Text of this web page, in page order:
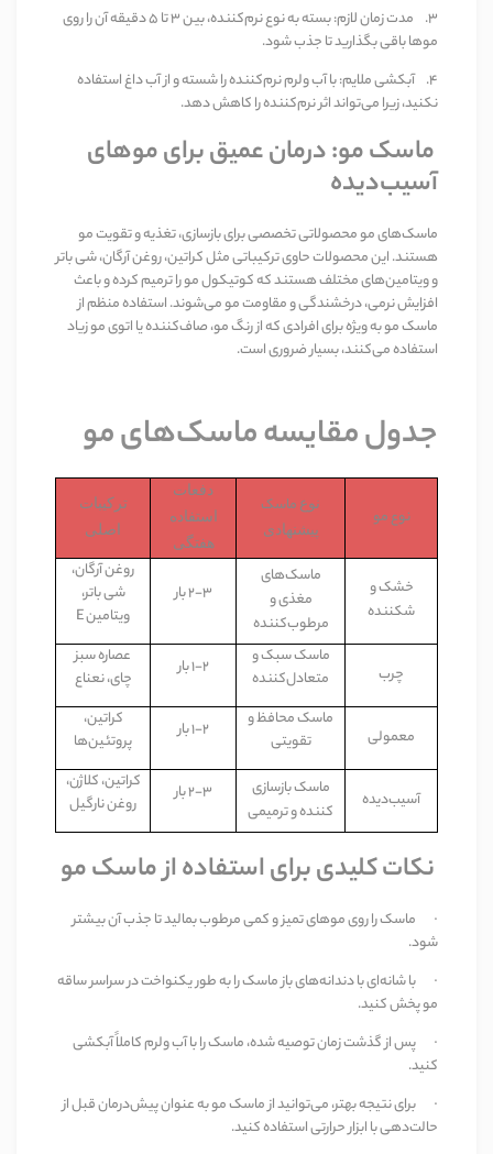
3. مدت زمان لازم:بسته به نوع نرم‌کننده، بین۳تا۵دقیقه آن را روی
موها باقی بگذارید تا جذب شود.
4.
آبکشی ملایم:با آب ولرم نرم‌کننده را شسته و از آب داغ استفاده
نکنید، زیرا می‌تواند اثر نرم‌کننده را کاهش دهد.
ماسک مو: درمان عمیق برای موهای
آسیب‌دیده
ماسک‌های مو محصولاتی تخصصی برای بازسازی، تغذیه و تقویت مو
هستند. این محصولات حاوی ترکیباتی مثل کراتین، روغن آرگان، شی باتر
و ویتامین‌های مختلف هستند که کوتیکول مو را ترمیم کرده و باعث
افزایش نرمی، درخشندگی و مقاومت مو می‌شوند. استفاده منظم از
ماسک مو به ویژه برای افرادی که از رنگ مو، صاف‌کننده یا اتوی مو زیاد
استفاده می‌کنند، بسیار ضروری است.
جدول مقایسه ماسک‌های مو
نوعمو
نوع ماسک
پیشنهادی
دفعات
استفاده
هفتگی
ترکیبات
اصلی
خشکو
شکننده
ماسک‌های
مغذیو
مرطوب‌کننده
۲-۳بار
روغن آرگان،
شی باتر،
ویتامینE
چرب
ماسک سبک و
متعادل‌کننده
۱-۲بار
عصاره سبز
چای، نعناع
معمولی
ماسک محافظ و
تقویتی
۱-۲بار
کراتین،
پروتئین‌ها
آسیب‌دیده
ماسک بازسازی
کننده و ترمیمی
۲-۳بار
کراتین، کلاژن،
روغن نارگیل
نکات کلیدی برای استفاده از ماسک مو
· ماسک را روی موهای تمیز و کمی مرطوب بمالید تا جذب آن بیشتر
شود.
· با شانه‌ای با دندانه‌های باز ماسک را به طور یکنواخت در سراسر ساقه
مو پخش کنید.
· پس از گذشت زمان توصیه شده، ماسک را با آب ولرم کاملاً آبکشی
کنید.
· برای نتیجه بهتر، می‌توانید از ماسک مو به عنوان پیش‌درمان قبل از
حالت‌دهی با ابزار حرارتی استفاده کنید.